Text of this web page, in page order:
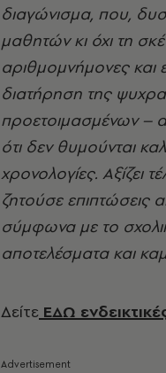
διαγώνισμα, που,
μαθητών κι όχι τη
αριθμομνήμονες και
διατήρηση της
προετοιμασμένων –
ότι δεν θυμούνται
χρονολογίες. Αξίζει
ζητούσε
σύμφωνα με το
αποτελέσματα και
Δείτε ΕΔΩ